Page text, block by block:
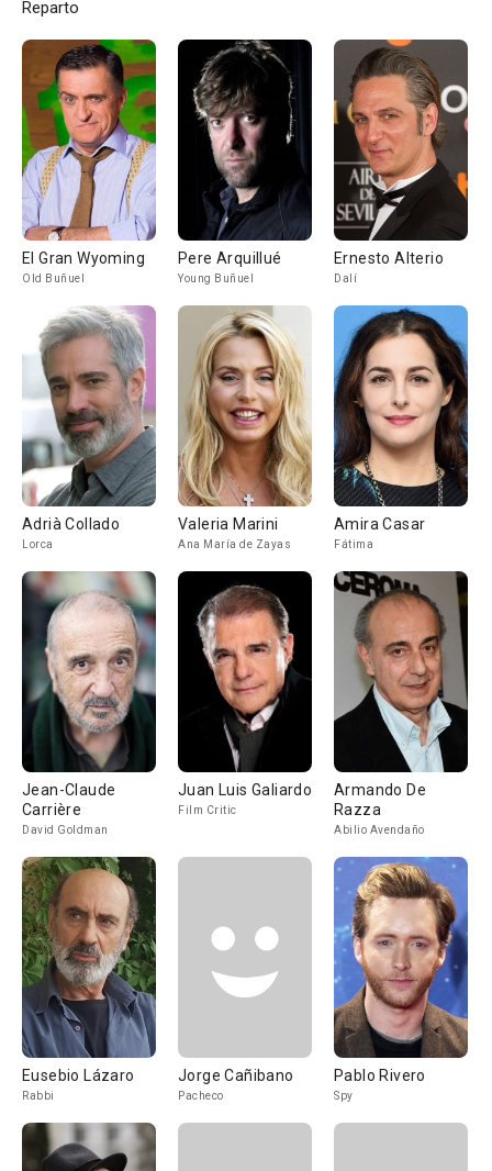
Reparto
El Gran Wyoming
Old Buñuel
Pere Arquillué
Young Buñuel
Ernesto Alterio
Dalí
Adrià Collado
Lorca
Valeria Marini
Ana María de Zayas
Amira Casar
Fátima
Jean-Claude
Carrière
David Goldman
Juan Luis Galiardo
Film Critic
Armando De
Razza
Abilio Avendaño
Eusebio Lázaro
Rabbi
Jorge Cañibano
Pacheco
Pablo Rivero
Spy